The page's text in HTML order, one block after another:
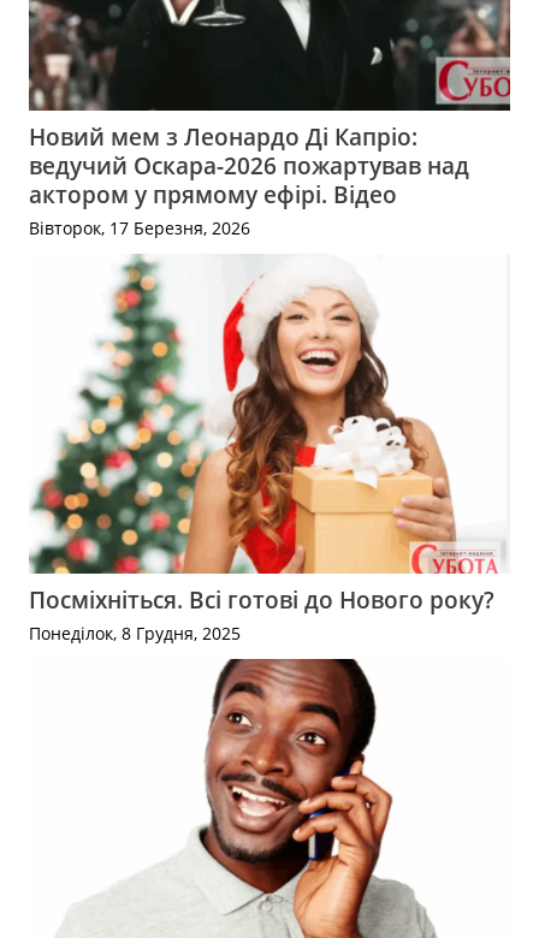
Новий мем з Леонардо Ді Капріо:
ведучий Оскара-2026 пожартував над
актором у прямому ефірі. Відео
Вівторок, 17 Березня, 2026
Посміхніться. Всі готові до Нового року?
Понеділок, 8 Грудня, 2025